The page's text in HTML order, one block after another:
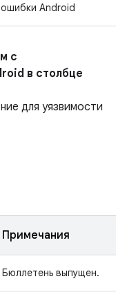
Android
с
в столбце
для уязвимости
Примечания
Бюллетень выпущен.